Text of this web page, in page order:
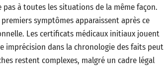
pas à toutes les situations de la même façon.
symptômes apparaissent après ce
Les certificats médicaux initiaux jouent
imprécision dans la chronologie des faits peut
restent complexes, malgré un cadre légal